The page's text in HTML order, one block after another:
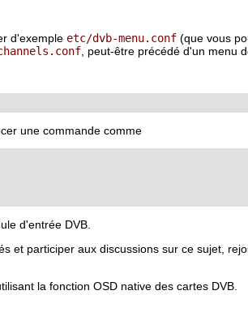
d'exemple etc/dvb-menu.conf (que vous
, peut-être précédé d'un menu
une commande comme
d'entrée DVB.
et participer aux discussions sur ce sujet,
la fonction OSD native des cartes DVB.